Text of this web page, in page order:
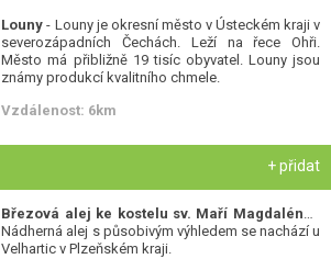
Louny - Louny je okresní město v Ústeckém kraji v
severozápadních Čechách. Leží na řece Ohři.
Město má přibližně 19 tisíc obyvatel. Louny jsou
známy produkcí kvalitního chmele.
Vzdálenost: 6km
+ přidat
Březová alej ke kostelu sv. Maří Magdalény-
Nádherná alej s působivým výhledem se nachází u
Velhartic v Plzeňském kraji.